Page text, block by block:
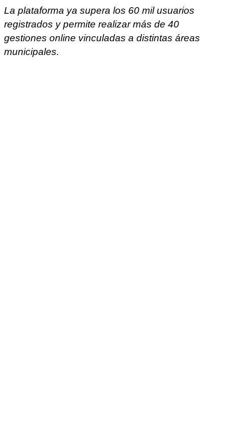
La plataforma ya supera los 60 mil usuarios
registrados y permite realizar más de 40
gestiones online vinculadas a distintas áreas
municipales.